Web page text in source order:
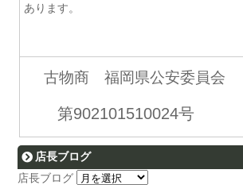
あります。
古物商 福岡県公安委員会
第902101510024号
店長ブログ
店長ブログ